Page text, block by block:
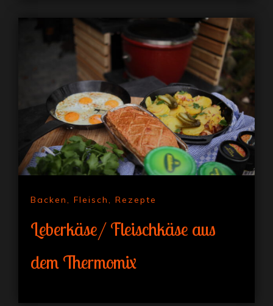
Leberkäse/ Fleischkäse aus
dem Thermomix
Backen, Fleisch, Rezepte